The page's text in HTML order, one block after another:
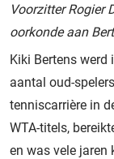
Voorzitter Rogier
oorkonde aan
Kiki Bertens werd
aantal oud-
tenniscarrière in
WTA-titels,
en was vele jaren